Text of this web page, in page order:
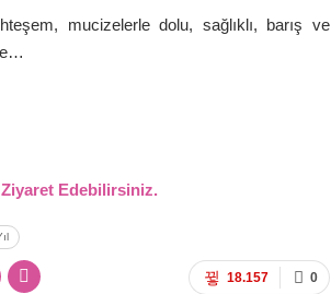
mucizelerle dolu, sağlıklı, barış ve
Ziyaret Edebilirsiniz.
0
18.157